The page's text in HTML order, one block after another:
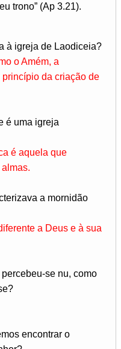
trono” (Ap 3.21).
à igreja de Laodiceia?
o Amém, a
da criação de
é uma igreja
é aquela que
a mornidão
a Deus e à sua
se nu, como
encontrar o